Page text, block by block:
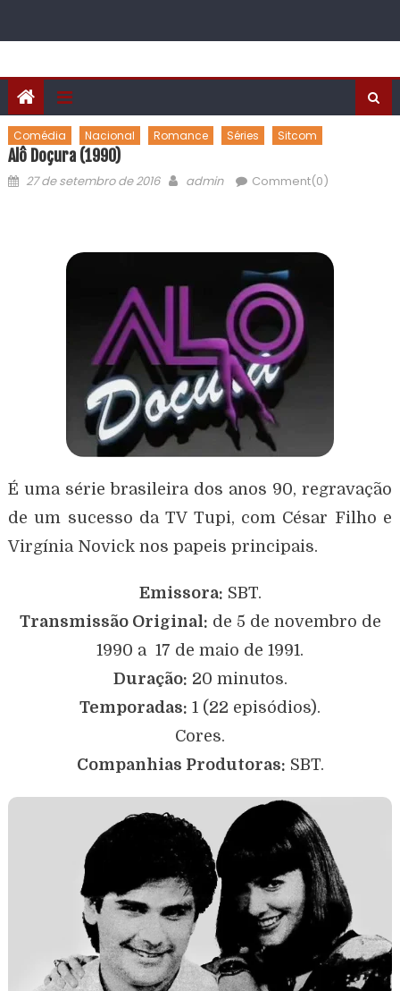
Comédia Nacional Romance Séries Sitcom
Alô Doçura (1990)
27 de setembro de 2016 admin Comment(0)
É uma série brasileira dos anos 90, regravação
de um sucesso da TV Tupi, com César Filho e
Virgínia Novick nos papeis principais.
Emissora: SBT.
Transmissão Original: de 5 de novembro de
1990 a 17 de maio de 1991.
Duração: 20 minutos.
Temporadas: 1 (22 episódios).
Cores.
Companhias Produtoras: SBT.